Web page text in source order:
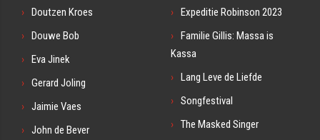
Doutzen Kroes
Douwe Bob
Eva Jinek
Gerard Joling
Jaimie Vaes
John de Bever
Expeditie Robinson 2023
Familie Gillis: Massa is
Kassa
Lang Leve de Liefde
Songfestival
The Masked Singer